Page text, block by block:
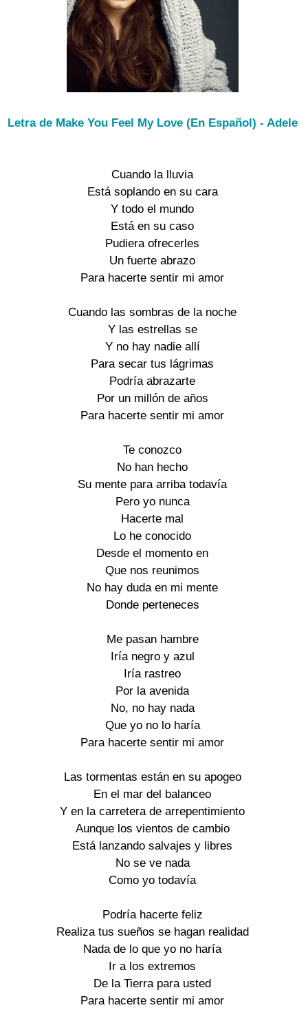
Letra de Make You Feel My Love (En Español) - Adele
Cuando la lluvia
Está soplando en su cara
Y todo el mundo
Está en su caso
Pudiera ofrecerles
Un fuerte abrazo
Para hacerte sentir mi amor
Cuando las sombras de la noche
Y las estrellas se
Y no hay nadie allí
Para secar tus lágrimas
Podría abrazarte
Por un millón de años
Para hacerte sentir mi amor
Te conozco
No han hecho
Su mente para arriba todavía
Pero yo nunca
Hacerte mal
Lo he conocido
Desde el momento en
Que nos reunimos
No hay duda en mi mente
Donde perteneces
Me pasan hambre
Iría negro y azul
Iría rastreo
Por la avenida
No, no hay nada
Que yo no lo haría
Para hacerte sentir mi amor
Las tormentas están en su apogeo
En el mar del balanceo
Y en la carretera de arrepentimiento
Aunque los vientos de cambio
Está lanzando salvajes y libres
No se ve nada
Como yo todavía
Podría hacerte feliz
Realiza tus sueños se hagan realidad
Nada de lo que yo no haría
Ir a los extremos
De la Tierra para usted
Para hacerte sentir mi amor